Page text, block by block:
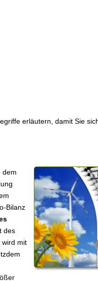
erläutern, damit Sie
dem
Bilanz
des
wird mit